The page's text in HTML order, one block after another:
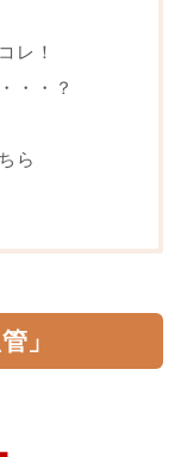
レ！
・・？
ら
」